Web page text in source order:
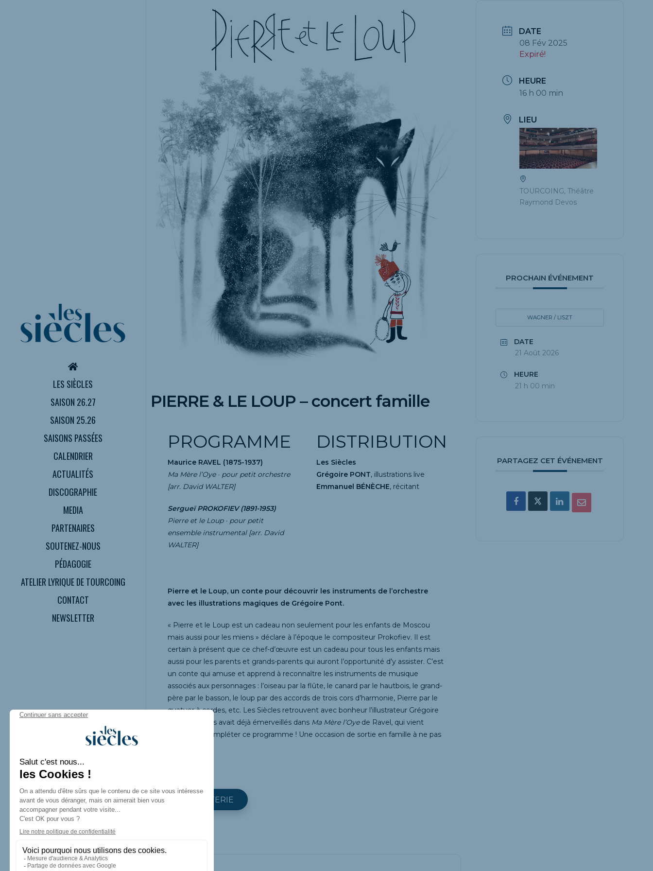
LES SIÈCLES
SAISON 26.27
SAISON 25.26
SAISONS PASSÉES
CALENDRIER
ACTUALITÉS
DISCOGRAPHIE
MEDIA
PARTENAIRES
SOUTENEZ-NOUS
PÉDAGOGIE
ATELIER LYRIQUE DE TOURCOING
CONTACT
NEWSLETTER
PIERRE & LE LOUP – concert famille
PROGRAMME
Maurice RAVEL (1875-1937)
Ma Mère l’Oye · pour petit orchestre
[arr. David WALTER]
Sergueï PROKOFIEV (1891-1953)
Pierre et le Loup · pour petit
ensemble instrumental [arr. David
WALTER]
DISTRIBUTION
Les Siècles
Grégoire PONT, illustrations live
Emmanuel BÉNÈCHE, récitant
Pierre et le Loup, un conte pour découvrir les instruments de l’orchestre
avec les illustrations magiques de Grégoire Pont.
« Pierre et le Loup est un cadeau non seulement pour les enfants de Moscou
mais aussi pour les miens » déclare à l’époque le compositeur Prokofiev. Il est
certain à présent que ce chef-d’œuvre est un cadeau pour tous les enfants mais
aussi pour les parents et grands-parents qui auront l’opportunité d’y assister. C’est
un conte qui amuse et apprend à reconnaître les instruments de musique
associés aux personnages : l’oiseau par la flûte, le canard par le hautbois, le grand-
père par le basson, le loup par des accords de trois cors d’harmonie, Pierre par le
quatuor à cordes, etc. Les Siècles retrouvent avec bonheur l’illustrateur Grégoire
Pont, qui nous avait déjà émerveillés dans Ma Mère l’Oye de Ravel, qui vient
justement compléter ce programme ! Une occasion de sortie en famille à ne pas
BILLETTERIE
DATE
08 Fév 2025
Expiré!
HEURE
16 h 00 min
LIEU
TOURCOING, Théâtre
Raymond Devos
PROCHAIN ÉVÉNEMENT
WAGNER / LISZT
DATE
21 Août 2026
HEURE
21 h 00 min
PARTAGEZ CET ÉVÉNEMENT